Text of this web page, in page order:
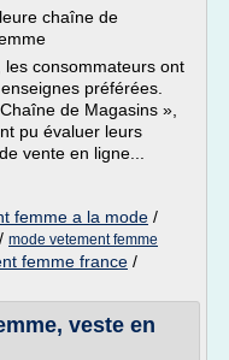
chaîne de
consommateurs ont
préférées.
de Magasins »,
pu évaluer leurs
vente en ligne...
femme a la mode /
/ mode vetement femme
femme france /
veste en